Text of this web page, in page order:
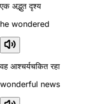
एक अद्भुत दृश्य
he wondered
वह आश्चर्यचकित रहा
wonderful news